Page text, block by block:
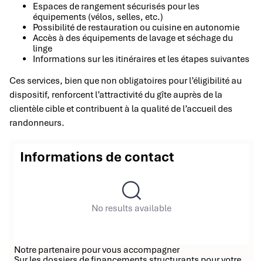
Espaces de rangement sécurisés pour les
équipements (vélos, selles, etc.)
Possibilité de restauration ou cuisine en autonomie
Accès à des équipements de lavage et séchage du
linge
Informations sur les itinéraires et les étapes suivantes
Ces services, bien que non obligatoires pour l’éligibilité au
dispositif, renforcent l’attractivité du gîte auprès de la
clientèle cible et contribuent à la qualité de l’accueil des
randonneurs.
Informations de contact
No results available
Notre partenaire pour vous accompagner